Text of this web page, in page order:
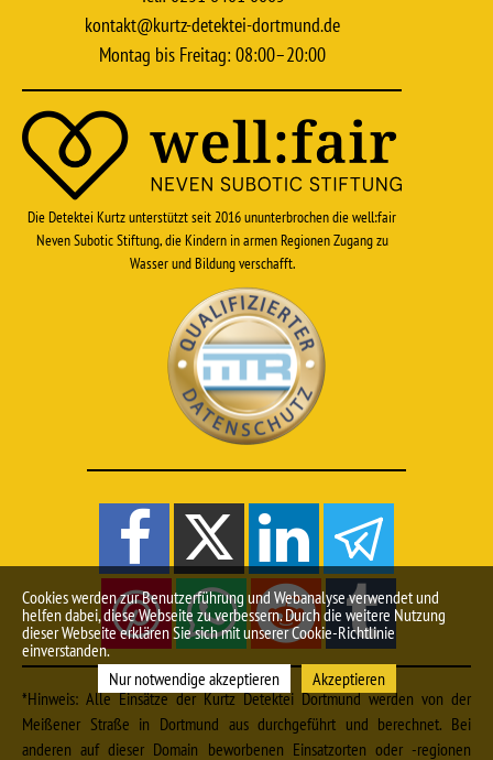
kontakt@kurtz-detektei-dortmund.de
Montag bis Freitag: 08:00–20:00
Die Detektei Kurtz unterstützt seit 2016 ununterbrochen die well:fair
Neven Subotic Stiftung, die Kindern in armen Regionen Zugang zu
Wasser und Bildung verschafft.
*Hinweis: Alle Einsätze der Kurtz Detektei Dortmund werden von der
Meißener Straße in Dortmund aus durchgeführt und berechnet. Bei
anderen auf dieser Domain beworbenen Einsatzorten oder -regionen
Cookies werden zur Benutzerführung und Webanalyse verwendet und
helfen dabei, diese Webseite zu verbessern. Durch die weitere Nutzung
dieser Webseite erklären Sie sich mit unserer Cookie-Richtlinie
einverstanden.
Nur notwendige akzeptieren
Akzeptieren